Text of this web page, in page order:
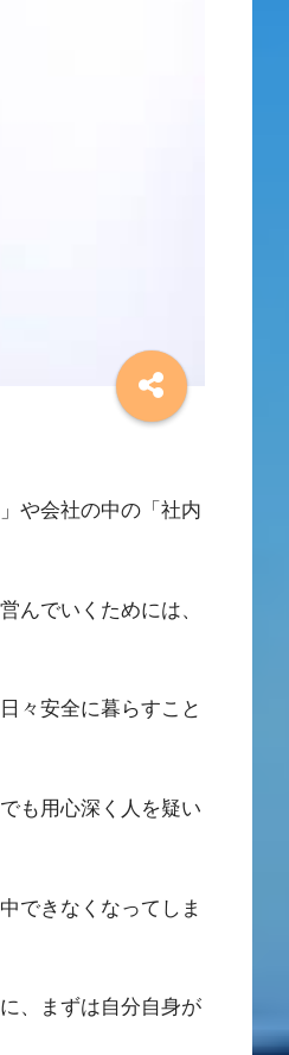
や会社の中の「社内
んでいくためには、
々安全に暮らすこと
も用心深く人を疑い
できなくなってしま
、まずは自分自身が